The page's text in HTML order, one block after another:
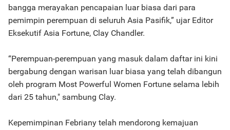
bangga merayakan pencapaian luar biasa dari para
pemimpin perempuan di seluruh Asia Pasifik,” ujar Editor
Eksekutif Asia Fortune, Clay Chandler.
“Perempuan-perempuan yang masuk dalam daftar ini kini
bergabung dengan warisan luar biasa yang telah dibangun
oleh program Most Powerful Women Fortune selama lebih
dari 25 tahun," sambung Clay.
Kepemimpinan Febriany telah mendorong kemajuan